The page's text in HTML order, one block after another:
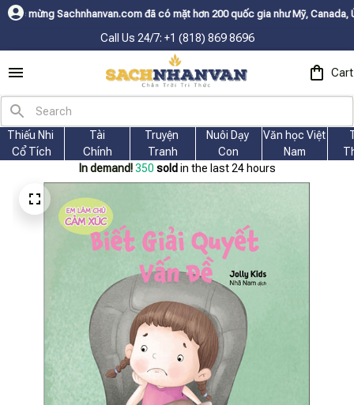
đã có mặt hơn 200 quốc gia như Mỹ, Canada, Úc, Nhật, Hàn,
Call Us 24/7: +1 (818) 869 8696
Cart
Thiếu Nhi
Cổ Tích
Tài
Chính
Truyện
Tranh
Nuôi Dạy
Con
Văn học Việt
Nam
In demand! 350 sold in the last 24 hours